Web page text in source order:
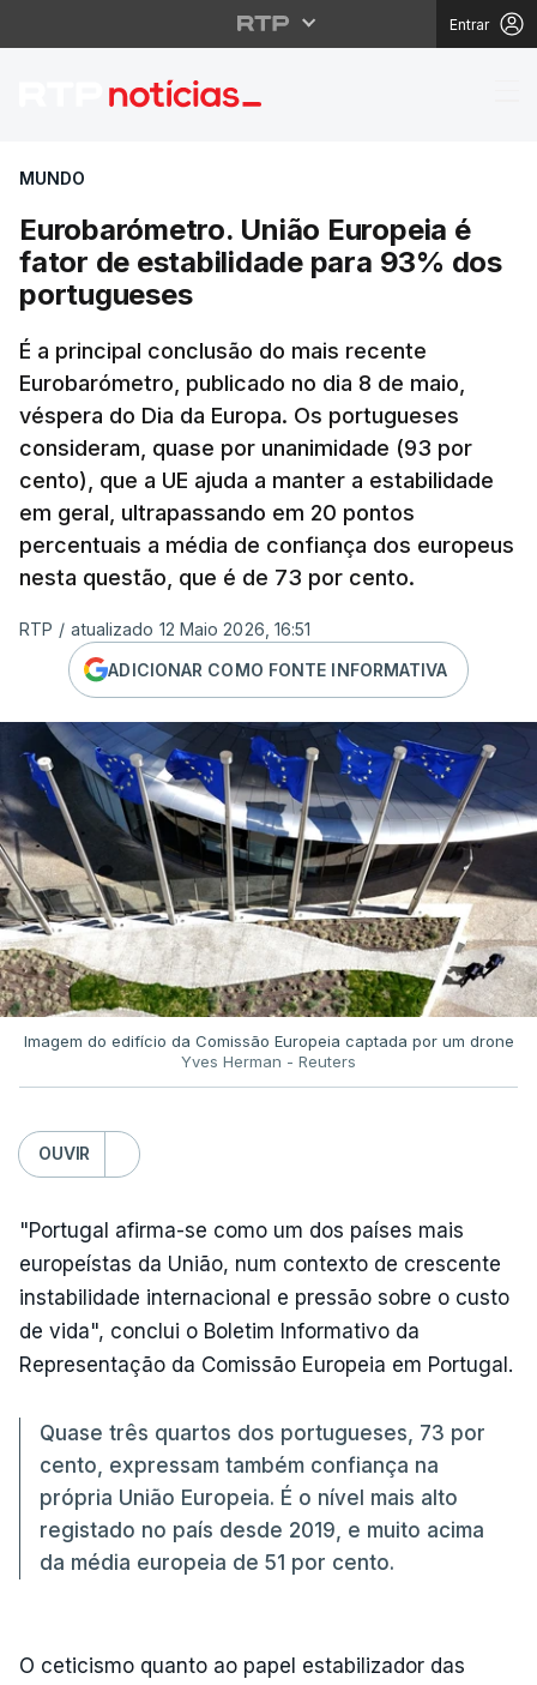
Entrar
Eurobarómetro.
MUNDO
Eurobarómetro. União Europeia é
fator de estabilidade para 93% dos
portugueses
É a principal conclusão do mais recente
Eurobarómetro, publicado no dia 8 de maio,
véspera do Dia da Europa. Os portugueses
consideram, quase por unanimidade (93 por
cento), que a UE ajuda a manter a estabilidade
em geral, ultrapassando em 20 pontos
percentuais a média de confiança dos europeus
nesta questão, que é de 73 por cento.
RTP / atualizado 12 Maio 2026, 16:51
ADICIONAR COMO FONTE INFORMATIVA
Imagem do edifício da Comissão Europeia captada por um drone
Yves Herman - Reuters
OUVIR
"Portugal afirma-se como um dos países mais
europeístas da União, num contexto de crescente
instabilidade internacional e pressão sobre o custo
de vida", conclui o Boletim Informativo da
Representação da Comissão Europeia em Portugal.
Quase três quartos dos portugueses, 73 por
cento, expressam também confiança na
própria União Europeia. É o nível mais alto
registado no país desde 2019, e muito acima
da média europeia de 51 por cento.
O ceticismo quanto ao papel estabilizador das